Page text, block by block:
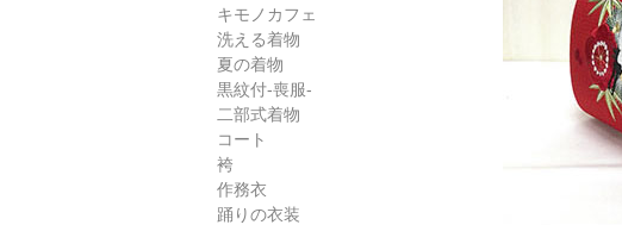
キモノカフェ
洗える着物
夏の着物
黒紋付-喪服-
二部式着物
コート
袴
作務衣
踊りの衣装